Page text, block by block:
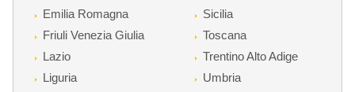
Emilia Romagna
Friuli Venezia Giulia
Lazio
Liguria
Sicilia
Toscana
Trentino Alto Adige
Umbria